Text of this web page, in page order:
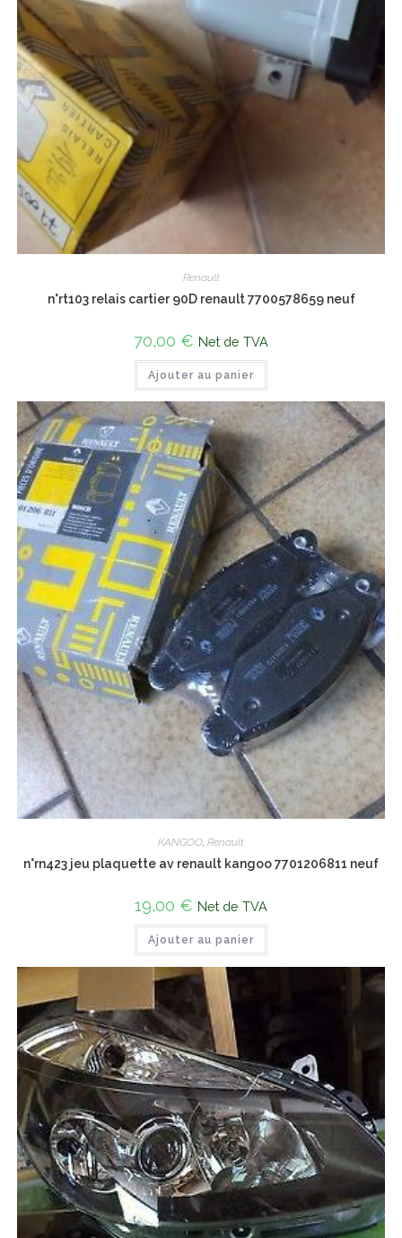
Renault
n°rt103 relais cartier 90D renault 7700578659 neuf
70,00 € Net de TVA
Ajouter au panier
KANGOO, Renault
n°rn423 jeu plaquette av renault kangoo 7701206811 neuf
19,00 € Net de TVA
Ajouter au panier